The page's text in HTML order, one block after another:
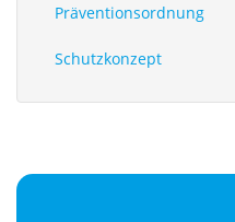
Präventionsordnung
Schutzkonzept